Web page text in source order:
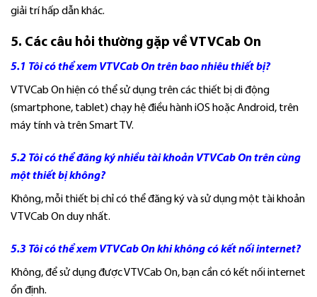
giải trí hấp dẫn khác.
5. Các câu hỏi thường gặp về VTVCab On
5.1 Tôi có thể xem VTVCab On trên bao nhiêu thiết bị?
VTVCab On hiện có thể sử dụng trên các thiết bị di động
(smartphone, tablet) chạy hệ điều hành iOS hoặc Android, trên
máy tính và trên Smart TV.
5.2 Tôi có thể đăng ký nhiều tài khoản VTVCab On trên cùng
một thiết bị không?
Không, mỗi thiết bị chỉ có thể đăng ký và sử dụng một tài khoản
VTVCab On duy nhất.
5.3 Tôi có thể xem VTVCab On khi không có kết nối internet?
Không, để sử dụng được VTVCab On, bạn cần có kết nối internet
ổn định.